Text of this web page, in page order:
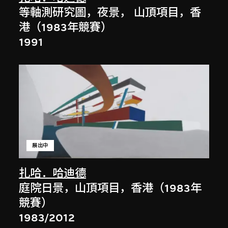
等軸測研究圖，夜景， 山頂項目，香
港（1983年競賽）
1991
扎哈．哈迪德
展出中
庭院日景，山頂項目，香港（1983年
競賽）
1983/2012